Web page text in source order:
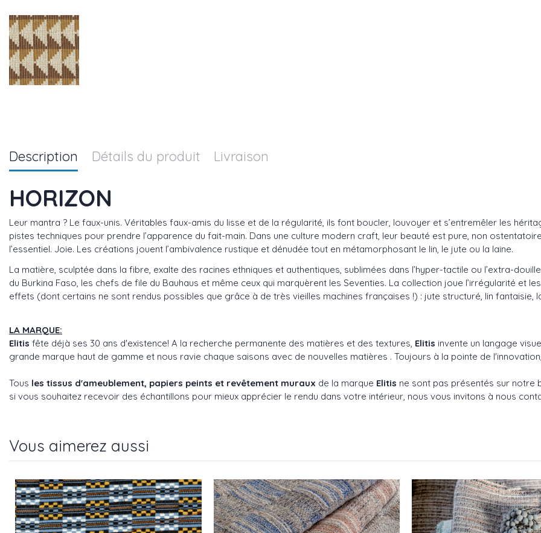
Description Détails du produit Livraison
HORIZON
Leur mantra ? Le faux-unis. Véritables faux-amis du lisse et de la régularité, ils font boucler, louvoyer et s’entremêler les
pistes techniques pour prendre l’apparence du fait-main. Dans une culture modern craft, leur beauté est pure, non
l’essentiel. Joie. Les créations jouent l’ambivalence rustique et dénudée tout en métamorphosant le lin, le jute ou la laine.
La matière, sculptée dans la fibre, exalte des racines ethniques et authentiques, sublimées dans l’hyper-tactile ou l’extra-
du Burkina Faso, les chefs de file du Bauhaus et même ceux qui marquèrent les Seventies. La collection joue l’irrégularité et
effets (dont certains ne sont rendus possibles que grâce à de très vieilles machines françaises !) : jute structuré, lin fantaisie,
LA MARQUE:
Elitis fête déjà ses 30 ans d'existence! A la recherche permanente des matières et des textures, Elitis invente un langage
grande marque haut de gamme et nous ravie chaque saisons avec de nouvelles matières . Toujours à la pointe de
Tous les tissus d'ameublement, papiers peints et revêtement muraux de la marque Elitis ne sont pas présentés sur notre
si vous souhaitez recevoir des échantillons pour mieux apprécier le rendu dans votre intérieur, nous vous invitons à nous
Vous aimerez aussi